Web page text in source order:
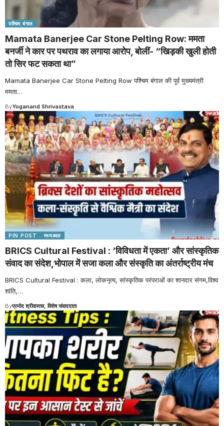
पश्चिम बंगाल
Mamata Banerjee Car Stone Pelting Row: ममता
बनर्जी ने कार पर पथराव का लगाया आरोप, बोलीं- “खिड़की खुली होती
तो सिर फट सकता था”
Mamata Banerjee Car Stone Pelting Row पश्चिम बंगाल की पूर्व मुख्यमंत्री
ममता…
ByYoganand Shrivastava
PIN POST मध्यकाल
BRICS Cultural Festival : ‘विविधता में एकता’ और सांस्कृतिक
संवाद का संदेश,भोपाल में सजा कला और संस्कृति का अंतर्राष्ट्रीय मंच
BRICS Cultural Festival : कला, लोकनृत्य, सांस्कृतिक परंपराओं का शानदार संगम,विश्व
शांति,…
Byप्रमोद श्रीवास्तव, विशेष संवाददाता